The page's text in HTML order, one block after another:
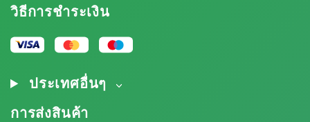
โปรแกรมพันธมิตรกัญชา
แผนผังเว็บไซต์
นโยบายความเป็นส่วนตัว
นโยบายการใช้คุกกี้
วิธีการชำระเงิน
ประเทศอื่นๆ
การส่งสินค้า